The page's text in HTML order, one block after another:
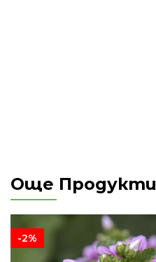
Още Продукти
-2%